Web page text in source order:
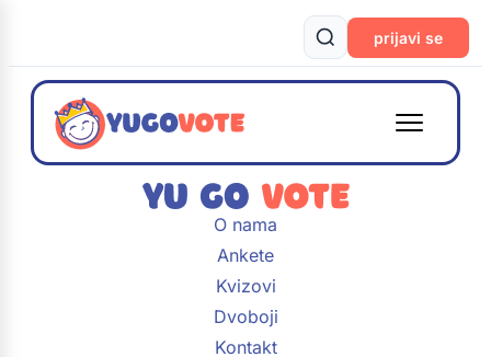
prijavi se
O nama
Ankete
Kvizovi
Dvoboji
Kontakt